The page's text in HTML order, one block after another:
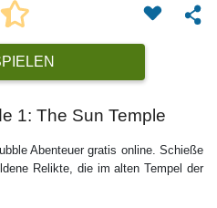
1: The Sun Temple
Abenteuer gratis online. Schieße
Relikte, die im alten Tempel der